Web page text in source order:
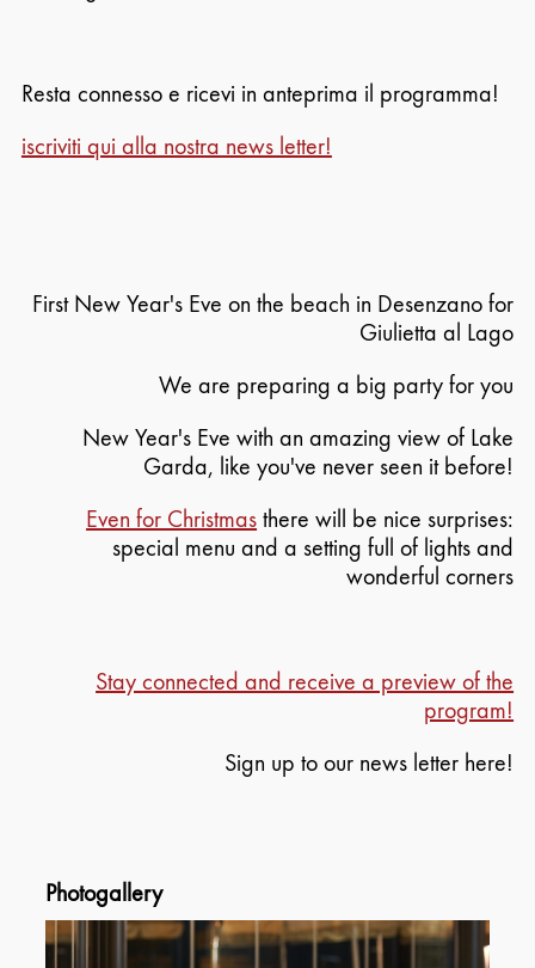
Resta connesso e ricevi in anteprima il programma!
iscriviti qui alla nostra news letter!
First New Year's Eve on the beach in Desenzano for
Giulietta al Lago
We are preparing a big party for you
New Year's Eve with an amazing view of Lake
Garda, like you've never seen it before!
Even for Christmasthere will be nice surprises:
special menu and a setting full of lights and
wonderful corners
Stay connected and receive a preview of the
program!
Sign up to our news letter here!
Photogallery